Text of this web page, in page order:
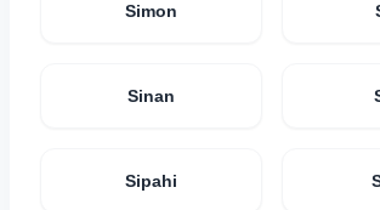
Simon
Sinan
Sipahi